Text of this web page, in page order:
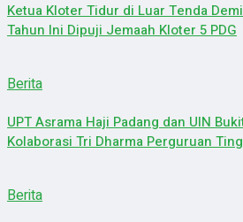
Ketua Kloter Tidur di Luar Tenda
Tahun Ini Dipuji Jemaah Kloter 5 PDG
Berita
UPT Asrama Haji Padang dan UIN
Kolaborasi Tri Dharma Perguruan
Berita